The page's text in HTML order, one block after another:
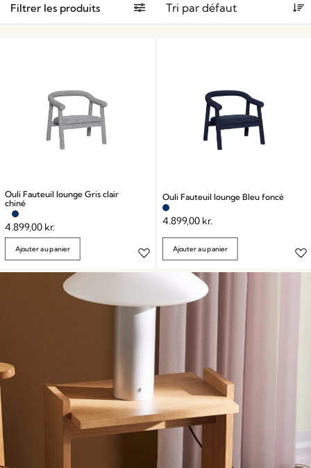
colorées, confortables et classiques adaptées à vos
besoins – et à votre décoration, bien sûr.
Filtrer les produits
Ouli Fauteuil lounge Gris clair
chiné
4.899,00 kr.
Ajouter au panier
Ouli Fauteuil lounge Bleu foncé
4.899,00 kr.
Ajouter au panier